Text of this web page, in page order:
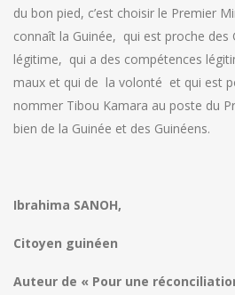
du bon pied, c’est choisir le Premier
connaît la Guinée, qui est proche des
légitime, qui a des compétences
maux et qui de la volonté et qui est
nommer Tibou Kamara au poste du
bien de la Guinée et des Guinéens.
Ibrahima SANOH,
Citoyen guinéen
Auteur de « Pour une